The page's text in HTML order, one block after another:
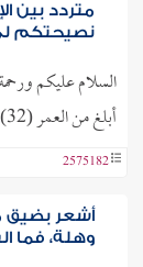
متردد بين
نصيحتكم
السلام عليكم
أبلغ من العمر (32) عامًا، وأعمل حاليًا..
2575182
أشعر بضيق
وهلة، فما